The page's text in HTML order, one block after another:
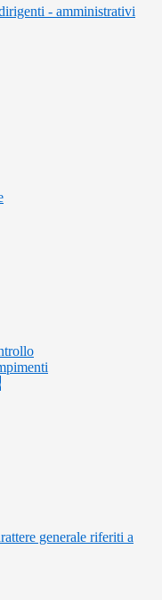
- amministrativi
generale riferiti a